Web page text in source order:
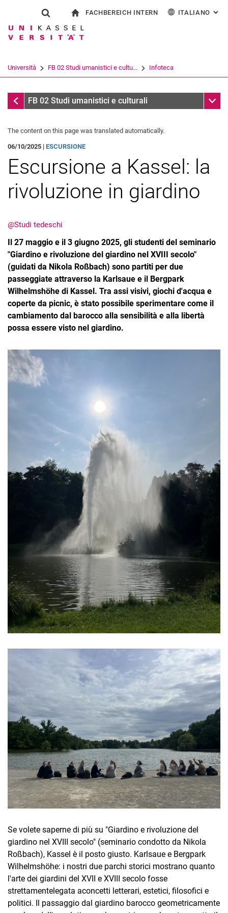
Jump directly to: content
Jump directly to: search
Jump directly to: main
Show search form
Search term
Search (opens an external link in a
FACHBEREICH INTERN ITALIANO :
Università FB 02 Studi umanistici e cultu... Infoteca
InfotecaFB 02 Studi umanistici e culturali Sub
The content on this page was translated automatically.
06/10/2025 | ESCURSIONE
Escursione a Kassel: la
rivoluzione in giardino
@Studi tedeschi
Il 27 maggio e il 3 giugno 2025, gli studenti del seminario
"Giardino e rivoluzione del giardino nel XVIII secolo"
(guidati da Nikola Roßbach) sono partiti per due
passeggiate attraverso la Karlsaue e il Bergpark
Wilhelmshöhe di Kassel. Tra assi visivi, giochi d'acqua e
coperte da picnic, è stato possibile sperimentare come il
cambiamento dal barocco alla sensibilità e alla libertà
possa essere visto nel giardino.
Se volete saperne di più su "Giardino e rivoluzione del
giardino nel XVIII secolo" (seminario condotto da Nikola
Roßbach), Kassel è il posto giusto. Karlsaue e Bergpark
Wilhelmshöhe: i nostri due parchi storici mostrano quanto
l'arte dei giardini del XVII e XVIII secolo fosse
strettamentelegata aconcetti letterari, estetici, filosofici e
politici. Il passaggio dal giardino barocco geometricamente